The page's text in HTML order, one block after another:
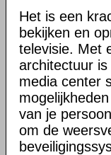
Het is een
bekijken en
televisie. Met
architectuur
media center
van je
om de